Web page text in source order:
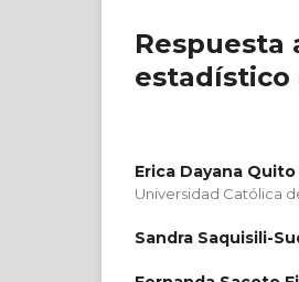
estadístico
Erica Dayana
Universidad Católica
Sandra Saquisili-